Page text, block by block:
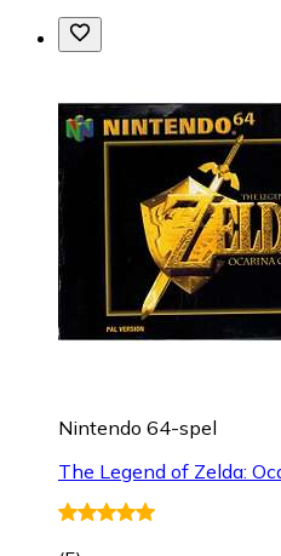
Nintendo 64-spel
The Legend of Zelda: